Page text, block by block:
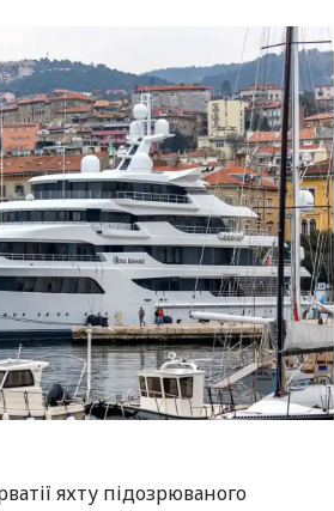
яхту підозрюваного